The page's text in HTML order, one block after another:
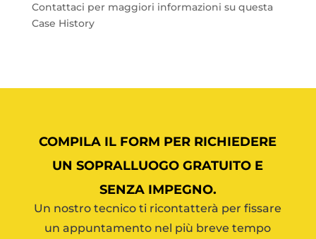
Contattaci per maggiori informazioni su questa
Case History
COMPILA IL FORM PER RICHIEDERE
UN SOPRALLUOGO GRATUITO E
SENZA IMPEGNO.
Un nostro tecnico ti ricontatterà per fissare
un appuntamento nel più breve tempo